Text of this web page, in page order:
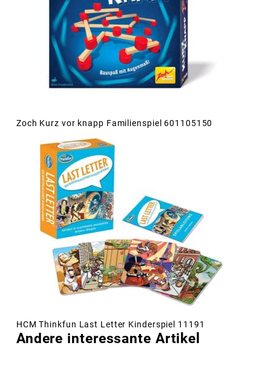
Zoch Kurz vor knapp Familienspiel 601105150
HCM Thinkfun Last Letter Kinderspiel 11191
Andere interessante Artikel